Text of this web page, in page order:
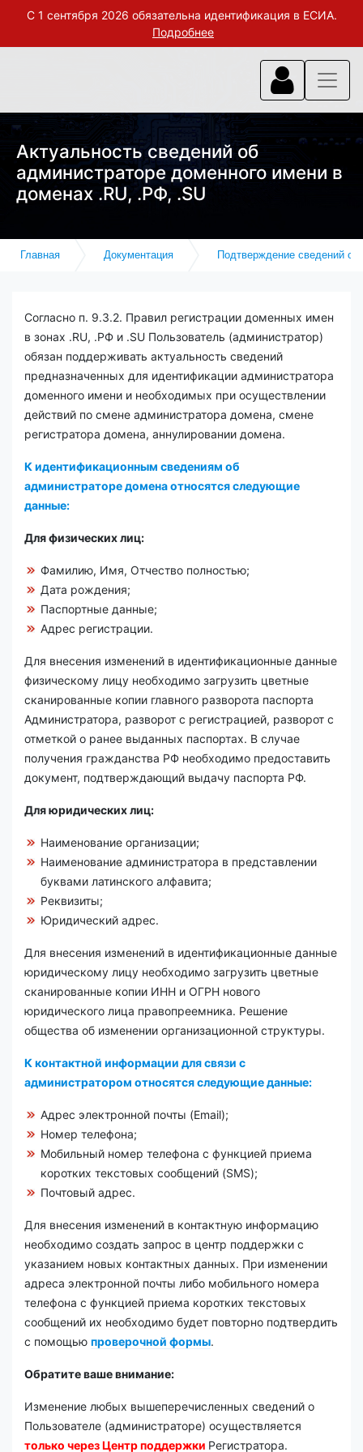
С 1 сентября 2026 обязательна идентификация в ЕСИА.
Подробнее
Актуальность сведений об
администраторе доменного имени в
доменах .RU, .РФ, .SU
Главная Документация Подтверждение сведений об
Согласно п. 9.3.2. Правил регистрации доменных имен
в зонах .RU, .РФ и .SU Пользователь (администратор)
обязан поддерживать актуальность сведений
предназначенных для идентификации администратора
доменного имени и необходимых при осуществлении
действий по смене администратора домена, смене
регистратора домена, аннулировании домена.
К идентификационным сведениям об
администраторе домена относятся следующие
данные:
Для физических лиц:
Фамилию, Имя, Отчество полностью;
Дата рождения;
Паспортные данные;
Адрес регистрации.
Для внесения изменений в идентификационные данные
физическому лицу необходимо загрузить цветные
сканированные копии главного разворота паспорта
Администратора, разворот с регистрацией, разворот с
отметкой о ранее выданных паспортах. В случае
получения гражданства РФ необходимо предоставить
документ, подтверждающий выдачу паспорта РФ.
Для юридических лиц:
Наименование организации;
Наименование администратора в представлении
буквами латинского алфавита;
Реквизиты;
Юридический адрес.
Для внесения изменений в идентификационные данные
юридическому лицу необходимо загрузить цветные
сканированные копии ИНН и ОГРН нового
юридического лица правопреемника. Решение
общества об изменении организационной структуры.
К контактной информации для связи с
администратором относятся следующие данные:
Адрес электронной почты (Email);
Номер телефона;
Мобильный номер телефона с функцией приема
коротких текстовых сообщений (SMS);
Почтовый адрес.
Для внесения изменений в контактную информацию
необходимо создать запрос в центр поддержки с
указанием новых контактных данных. При изменении
адреса электронной почты либо мобильного номера
телефона с функцией приема коротких текстовых
сообщений их необходимо будет повторно подтвердить
с помощью проверочной формы.
Обратите ваше внимание:
Изменение любых вышеперечисленных сведений о
Пользователе (администраторе) осуществляется
только через Центр поддержки Регистратора.